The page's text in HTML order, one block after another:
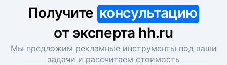
Получите консультацию
от эксперта hh.ru
Мы предложим рекламные инструменты под ваши
задачи и рассчитаем стоимость